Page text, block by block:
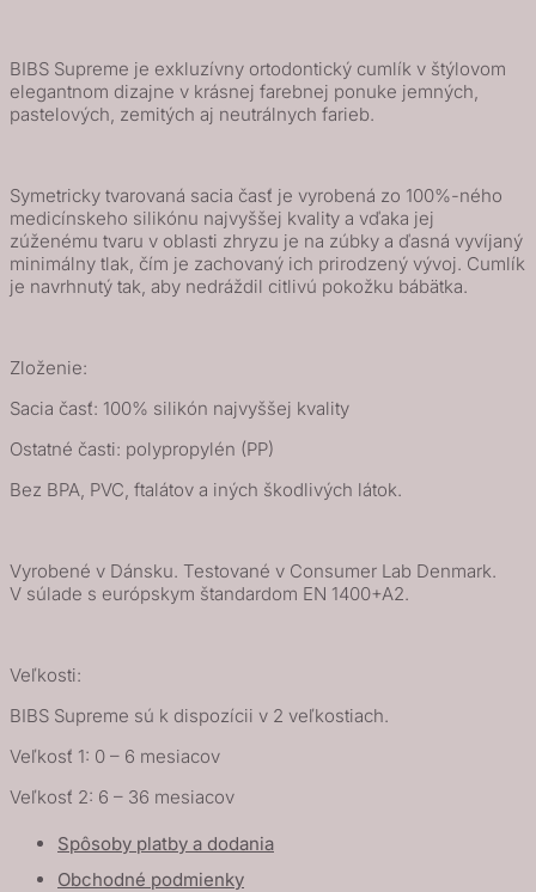
2,
Blush
Vanilla
Nočný
BIBS Supreme je exkluzívny ortodontický cumlík v štýlovom
elegantnom dizajne v krásnej farebnej ponuke jemných,
pastelových, zemitých aj neutrálnych farieb.
Symetricky tvarovaná sacia časť je vyrobená zo 100%-ného
medicínskeho silikónu najvyššej kvality a vďaka jej
zúženému tvaru v oblasti zhryzu je na zúbky a ďasná vyvíjaný
minimálny tlak, čím je zachovaný ich prirodzený vývoj. Cumlík
je navrhnutý tak, aby nedráždil citlivú pokožku bábätka.
Zloženie:
Sacia časť: 100% silikón najvyššej kvality
Ostatné časti: polypropylén (PP)
Bez BPA, PVC, ftalátov a iných škodlivých látok.
Vyrobené v Dánsku. Testované v Consumer Lab Denmark.
V súlade s európskym štandardom EN 1400+A2.
Veľkosti:
BIBS Supreme sú k dispozícii v 2 veľkostiach.
Veľkosť 1: 0 – 6 mesiacov
Veľkosť 2: 6 – 36 mesiacov
Spôsoby platby a dodania
Obchodné podmienky